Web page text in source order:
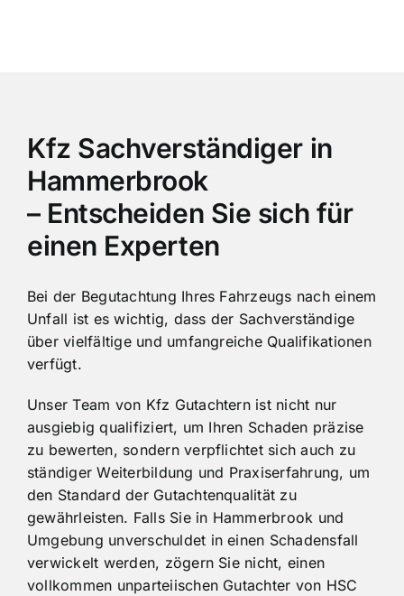
Kfz Sachverständiger in
Hammerbrook
– Entscheiden Sie sich für
einen Experten
Bei der Begutachtung Ihres Fahrzeugs nach einem
Unfall ist es wichtig, dass der Sachverständige
über vielfältige und umfangreiche Qualifikationen
verfügt.
Unser Team von Kfz Gutachtern ist nicht nur
ausgiebig qualifiziert, um Ihren Schaden präzise
zu bewerten, sondern verpflichtet sich auch zu
ständiger Weiterbildung und Praxiserfahrung, um
den Standard der Gutachtenqualität zu
gewährleisten. Falls Sie in Hammerbrook und
Umgebung unverschuldet in einen Schadensfall
verwickelt werden, zögern Sie nicht, einen
vollkommen unparteiischen Gutachter von HSC